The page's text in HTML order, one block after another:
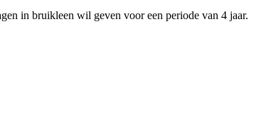
in bruikleen wil geven voor een periode van 4 jaar.